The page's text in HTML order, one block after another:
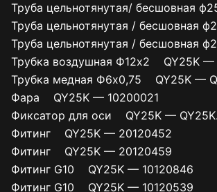
Труба цельнотянутая/ бесшовная
Труба цельнотянутая / бесшовная
Труба цельнотянутая / бесшовная
Трубка воздушная Ф12х2 QY25K —
Трубка медная Ф6х0,75 QY25K —
Фара QY25K — 10200021
Фиксатор для оси QY25K —
Фитинг QY25K — 20120452
Фитинг QY25K — 20120459
Фитинг G10 QY25K — 10120846
Фитинг G10 QY25K — 10120539